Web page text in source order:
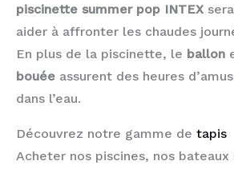
piscinette summer pop INTEX
aider à affronter les chaudes
En plus de la piscinette, le ballon
bouée assurent des heures
dans l’eau.
Découvrez notre gamme de tapis
Acheter nos piscines, nos bateaux